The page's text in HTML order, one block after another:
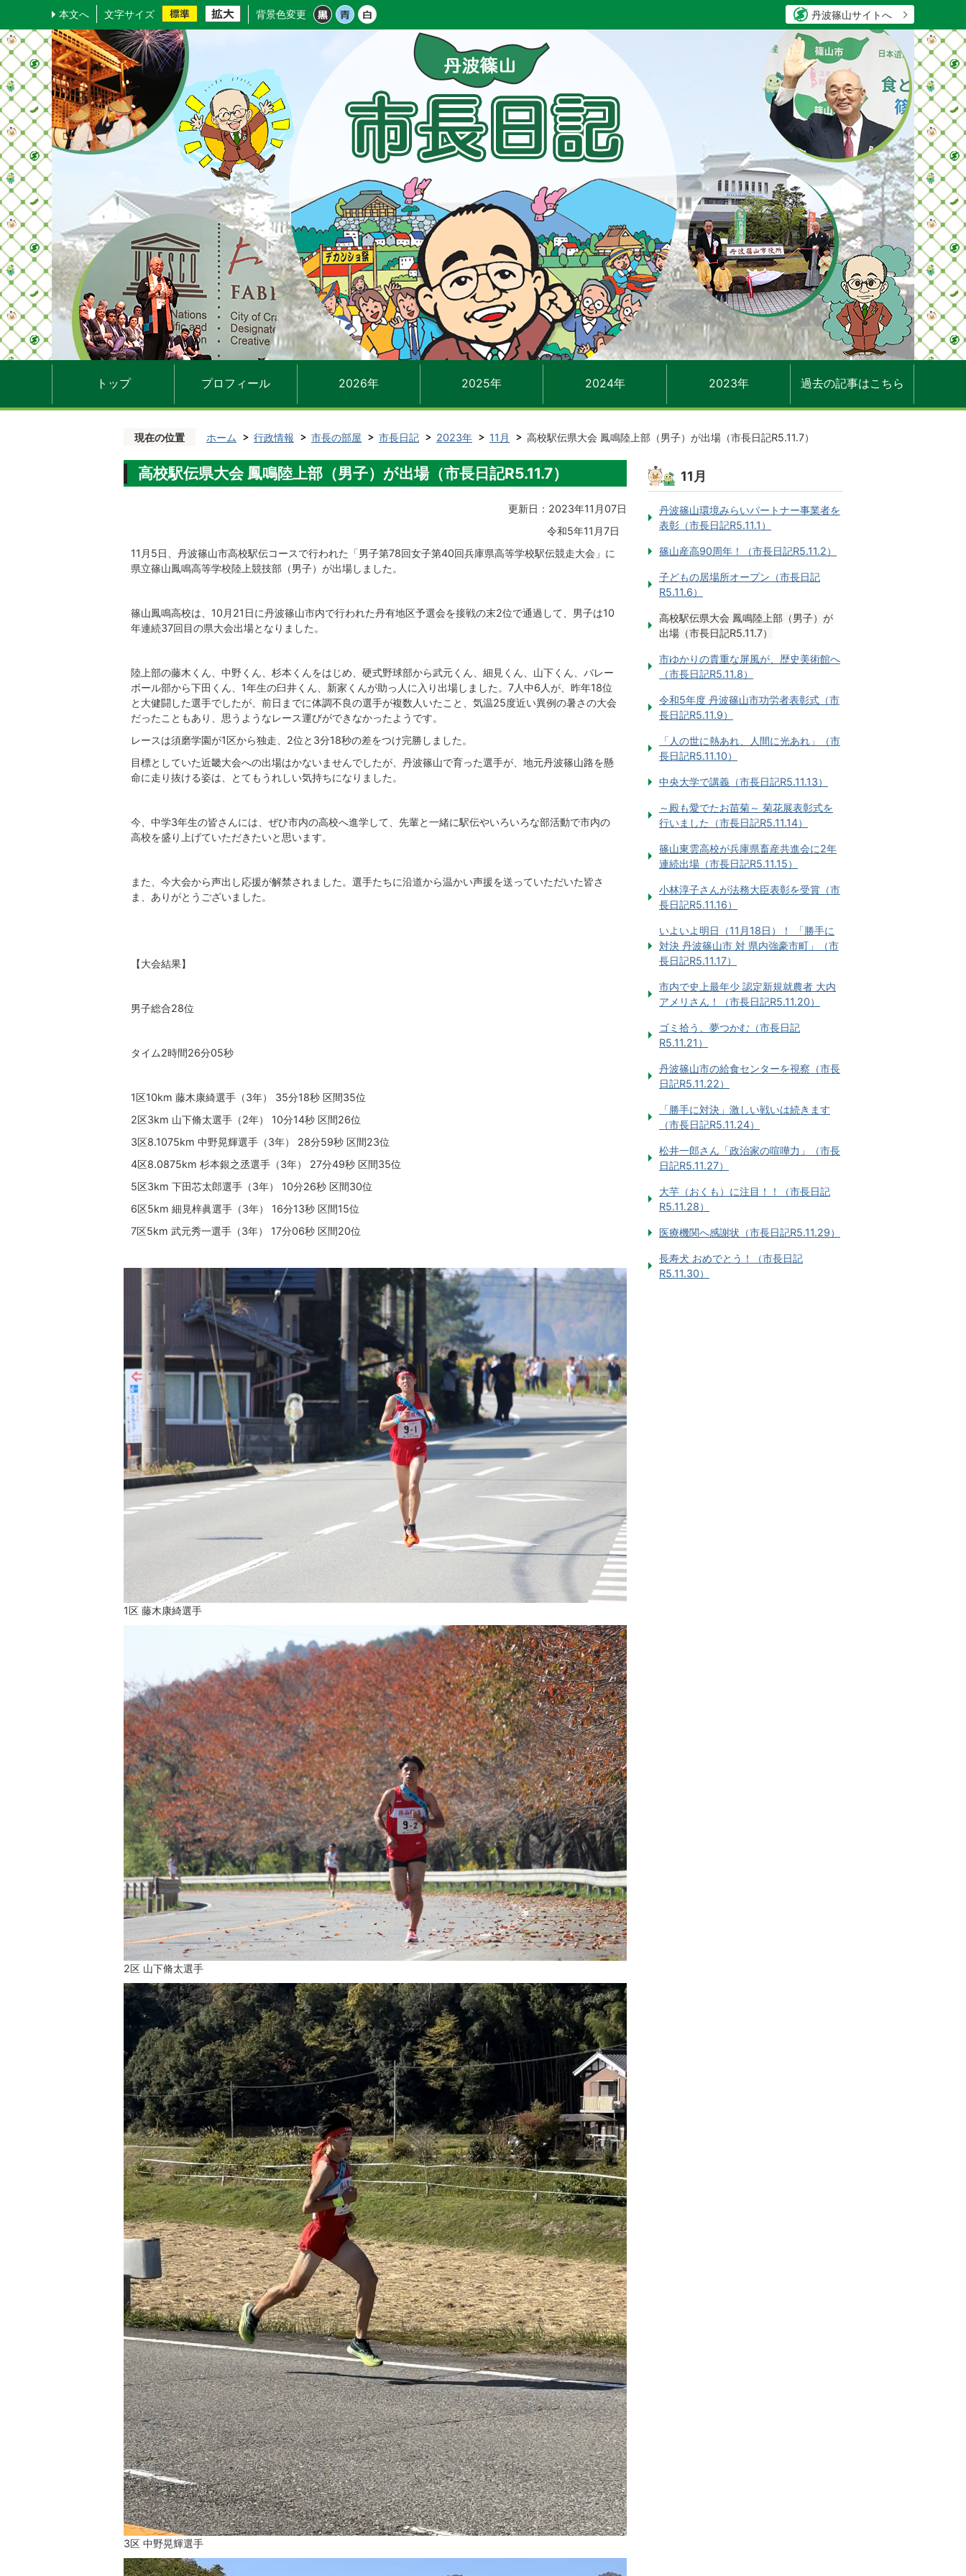
本文へ 文字サイズ 背景色変更 丹波篠山サイトへ
トップ プロフィール 2026年 2025年 2024年 2023年 過去の記事はこちら
現在の位置 ホーム 行政情報 市長の部屋 市長日記 2023年 11月 高校駅伝県大会 鳳鳴陸上部（男子）が出場（市長日記R5.11.7）
高校駅伝県大会 鳳鳴陸上部（男子）が出場（市長日記R5.11.7）
更新日：2023年11月07日
令和5年11月7日
11月5日、丹波篠山市高校駅伝コースで行われた「男子第78回女子第40回兵庫県高等学校駅伝競走大会」に
県立篠山鳳鳴高等学校陸上競技部（男子）が出場しました。
篠山鳳鳴高校は、10月21日に丹波篠山市内で行われた丹有地区予選会を接戦の末2位で通過して、男子は10
年連続37回目の県大会出場となりました。
陸上部の藤木くん、中野くん、杉本くんをはじめ、硬式野球部から武元くん、細見くん、山下くん、バレー
ボール部から下田くん、1年生の臼井くん、新家くんが助っ人に入り出場しました。7人中6人が、昨年18位
と大健闘した選手でしたが、前日までに体調不良の選手が複数人いたこと、気温25度近い異例の暑さの大会
だったこともあり、思うようなレース運びができなかったようです。
レースは須磨学園が1区から独走、2位と3分18秒の差をつけ完勝しました。
目標としていた近畿大会への出場はかないませんでしたが、丹波篠山で育った選手が、地元丹波篠山路を懸
命に走り抜ける姿は、とてもうれしい気持ちになりました。
今、中学3年生の皆さんには、ぜひ市内の高校へ進学して、先輩と一緒に駅伝やいろいろな部活動で市内の
高校を盛り上げていただきたいと思います。
また、今大会から声出し応援が解禁されました。選手たちに沿道から温かい声援を送っていただいた皆さ
ま、ありがとうございました。
【大会結果】
男子総合28位
タイム2時間26分05秒
1区10km 藤木康綺選手（3年） 35分18秒 区間35位
2区3km 山下脩太選手（2年） 10分14秒 区間26位
3区8.1075km 中野晃輝選手（3年） 28分59秒 区間23位
4区8.0875km 杉本銀之丞選手（3年） 27分49秒 区間35位
5区3km 下田芯太郎選手（3年） 10分26秒 区間30位
6区5km 細見梓眞選手（3年） 16分13秒 区間15位
7区5km 武元秀一選手（3年） 17分06秒 区間20位
1区 藤木康綺選手
2区 山下脩太選手
3区 中野晃輝選手
11月
丹波篠山環境みらいパートナー事業者を
表彰（市長日記R5.11.1）
篠山産高90周年！（市長日記R5.11.2）
子どもの居場所オープン（市長日記
R5.11.6）
高校駅伝県大会 鳳鳴陸上部（男子）が
出場（市長日記R5.11.7）
市ゆかりの貴重な屏風が、歴史美術館へ
（市長日記R5.11.8）
令和5年度 丹波篠山市功労者表彰式（市
長日記R5.11.9）
「人の世に熱あれ、人間に光あれ」（市
長日記R5.11.10）
中央大学で講義（市長日記R5.11.13）
～殿も愛でたお苗菊～ 菊花展表彰式を
行いました（市長日記R5.11.14）
篠山東雲高校が兵庫県畜産共進会に2年
連続出場（市長日記R5.11.15）
小林淳子さんが法務大臣表彰を受賞（市
長日記R5.11.16）
いよいよ明日（11月18日）！ 「勝手に
対決 丹波篠山市 対 県内強豪市町」（市
長日記R5.11.17）
市内で史上最年少 認定新規就農者 大内
アメリさん！（市長日記R5.11.20）
ゴミ拾う、夢つかむ（市長日記
R5.11.21）
丹波篠山市の給食センターを視察（市長
日記R5.11.22）
「勝手に対決」激しい戦いは続きます
（市長日記R5.11.24）
松井一郎さん「政治家の喧嘩力」（市長
日記R5.11.27）
大芋（おくも）に注目！！（市長日記
R5.11.28）
医療機関へ感謝状（市長日記R5.11.29）
長寿犬 おめでとう！（市長日記
R5.11.30）